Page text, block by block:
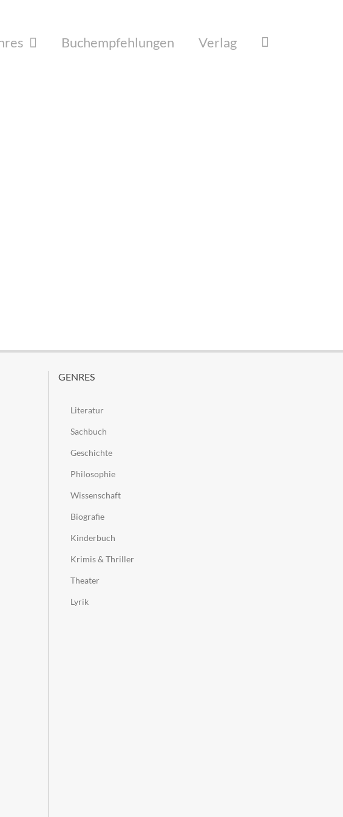
Buchempfehlungen Verlag
GENRES
Literatur
Sachbuch
Geschichte
Philosophie
Wissenschaft
Biografie
Kinderbuch
Krimis & Thriller
Theater
Lyrik